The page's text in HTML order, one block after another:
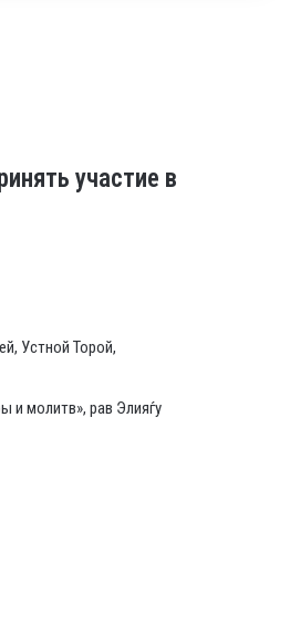
участие в
Устной Торой,
и молитв», рав Элияѓу